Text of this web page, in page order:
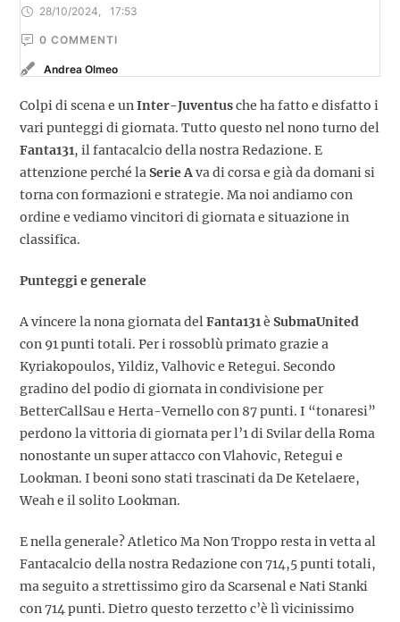
28/10/2024, 17:53
0 COMMENTI
Andrea Olmeo
Colpi di scena e unInter-Juventusche ha fatto e disfatto i
vari punteggi di giornata. Tutto questo nel nono turno del
Fanta131, il fantacalcio della nostra Redazione. E
attenzione perché laSerie Ava di corsa e già da domani si
torna con formazioni e strategie. Ma noi andiamo con
ordine e vediamo vincitori di giornata e situazione in
classifica.
Punteggi e generale
A vincere la nona giornata delFanta131è SubmaUnited
con 91 punti totali. Per i rossoblù primato grazie a
Kyriakopoulos, Yildiz, Valhovic e Retegui. Secondo
gradino del podio di giornata in condivisione per
BetterCallSau e Herta-Vernello con 87 punti. I “tonaresi”
perdono la vittoria di giornata per l’1 di Svilar della Roma
nonostante un super attacco con Vlahovic, Retegui e
Lookman. I beoni sono stati trascinati da De Ketelaere,
Weah e il solito Lookman.
E nella generale? Atletico Ma Non Troppo resta in vetta al
Fantacalcio della nostra Redazione con 714,5 punti totali,
ma seguito a strettissimo giro da Scarsenal e Nati Stanki
con 714 punti. Dietro questo terzetto c’è lì vicinissimo